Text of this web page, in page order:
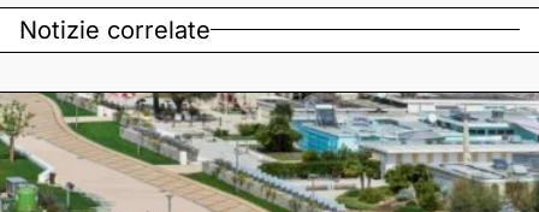
Notizie correlate